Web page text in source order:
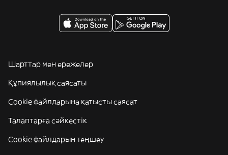
Шарттар мен ережелер
Құпиялылық саясаты
Cookie файлдарына қатысты саясат
Талаптарға сәйкестік
Cookie файлдарын теңшеу